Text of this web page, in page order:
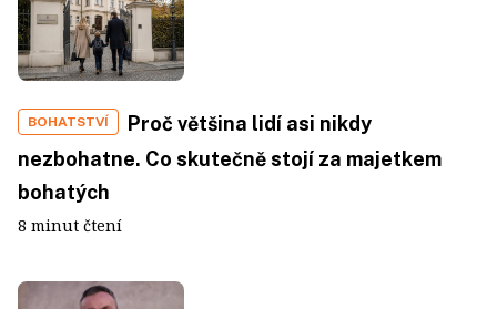
BOHATSTVÍ
Proč většina lidí asi nikdy
nezbohatne. Co skutečně stojí za majetkem
bohatých
8 minut čtení